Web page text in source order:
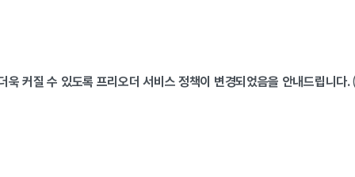
욱 커질 수 있도록 프리오더 서비스 정책이 변경되었음을 안내드립니다.